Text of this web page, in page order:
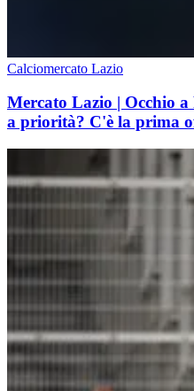
Calciomercato Lazio
Mercato Lazio | Occhio
a priorità? C'è la prima